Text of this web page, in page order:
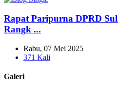
Rapat Paripurna DPRD
Rangk ...
Rabu, 07 Mei 2025
371 Kali
Galeri